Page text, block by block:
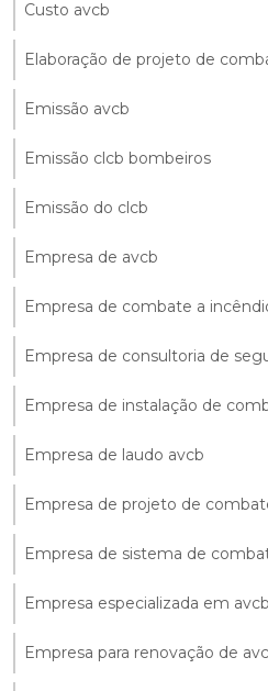
Custo avcb
Elaboração de projeto de
Emissão avcb
Emissão clcb bombeiros
Emissão do clcb
Empresa de avcb
Empresa de combate a
Empresa de consultoria de
Empresa de instalação de
Empresa de laudo avcb
Empresa de projeto de
Empresa de sistema de
Empresa especializada em avcb
Empresa para renovação de